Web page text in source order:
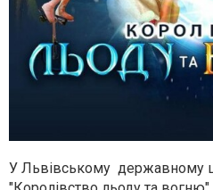
У Львівському державному